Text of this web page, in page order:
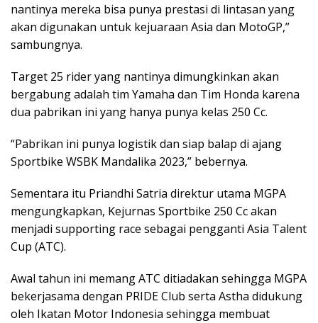
nantinya mereka bisa punya prestasi di lintasan yang
akan digunakan untuk kejuaraan Asia dan MotoGP,”
sambungnya.
Target 25 rider yang nantinya dimungkinkan akan
bergabung adalah tim Yamaha dan Tim Honda karena
dua pabrikan ini yang hanya punya kelas 250 Cc.
“Pabrikan ini punya logistik dan siap balap di ajang
Sportbike WSBK Mandalika 2023,” bebernya.
Sementara itu Priandhi Satria direktur utama MGPA
mengungkapkan, Kejurnas Sportbike 250 Cc akan
menjadi supporting race sebagai pengganti Asia Talent
Cup (ATC).
Awal tahun ini memang ATC ditiadakan sehingga MGPA
bekerjasama dengan PRIDE Club serta Astha didukung
oleh Ikatan Motor Indonesia sehingga membuat